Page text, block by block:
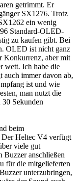
getrimmt. Er
SX1276. Trotz
ein wenig
Standard-OLED-
zu kaufen gibt. Bei
OLED ist nicht ganz
Konkurrenz, aber mit
wett. Ich habe die
auch immer davon ab,
ist und wie
man nutzt die
Sekunden
beim
Der Heltec V4 verfügt
viele gut
Buzzer anschließen
für die mitgelieferten
unterzubringen,